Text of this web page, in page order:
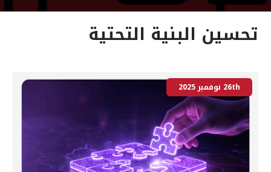
تحسين البنية التحتية
26th نوفمبر 2025